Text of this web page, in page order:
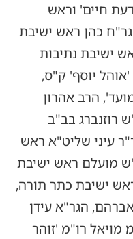
חיים' וראש
כהן ראש ישיבת
ישיבת נתיבות
יוסף' ק"ס,
הרב אהרון
רוזנברג בב"ב
עיני שליט"א ראש
מועלם ראש ישיבת
ישיבת כתר תורה,
הגר"א עידן
מויאל רו"מ 'זוהר